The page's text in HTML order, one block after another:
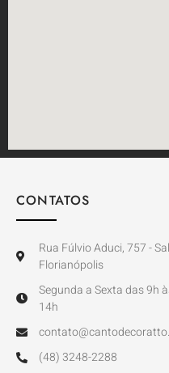
CONTATOS
Rua Fúlvio Aduci, 757 -
Florianópolis
Segunda a Sexta das 9h
14h
(48) 3248-2288